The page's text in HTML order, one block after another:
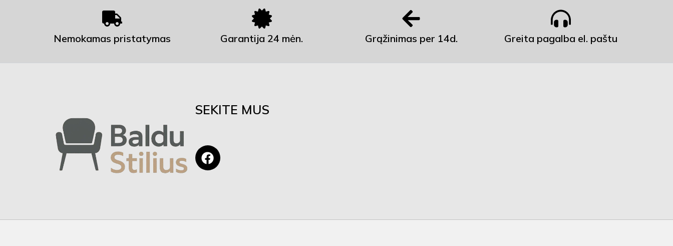
Nemokamas pristatymas Garantija 24 mėn. Grąžinimas per 14d. Greita pagalba el. paštu
SEKITE MUS